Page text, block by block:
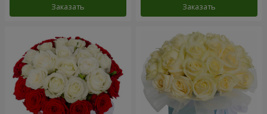
Заказать Заказать